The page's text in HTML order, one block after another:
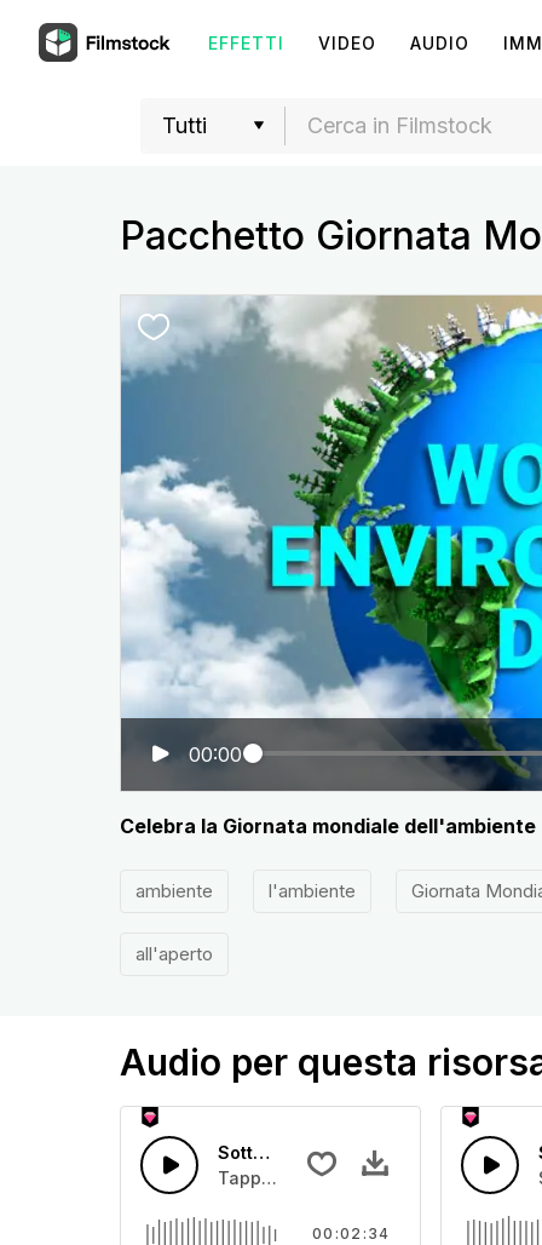
EFFETTI VIDEO AUDIO
Pacchetto Giornata
00:00
Celebra la Giornata mondiale
ambiente l'ambiente Giornata
all'aperto
Audio per questa
Sottofondo Ambiente Filmico
Tappeto di archi in movimento con
00:02:34